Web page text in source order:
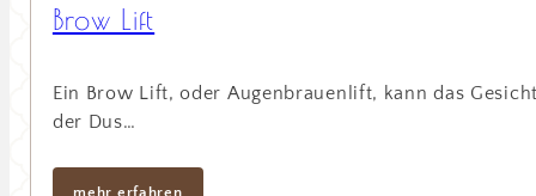
Brow Lift
Ein Brow Lift, oder Augenbrauenlift, kann das
der Dus…
mehr erfahren